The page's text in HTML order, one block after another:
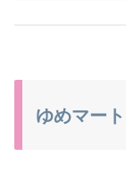
ゆめマー